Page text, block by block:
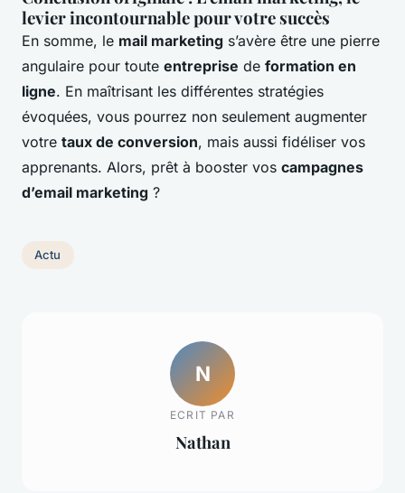
levier incontournable pour votre succès
En somme, le mail marketing s’avère être une pierre
angulaire pour toute entreprise de formation en
ligne. En maîtrisant les différentes stratégies
évoquées, vous pourrez non seulement augmenter
votre taux de conversion, mais aussi fidéliser vos
apprenants. Alors, prêt à booster vos campagnes
d’email marketing ?
Actu
N
ECRIT PAR
Nathan